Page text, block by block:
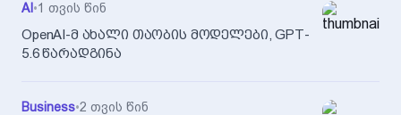
AI •1 თვის წინ
OpenAI-მ ახალი თაობის მოდელები, GPT-
5.6 წარადგინა
Business•2 თვის წინ